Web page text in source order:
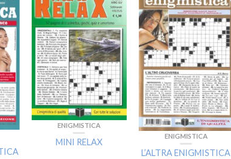
ENIGMISTICA
MINI RELAX
ENIGMISTICA
L’ALTRA ENIGMISTICA